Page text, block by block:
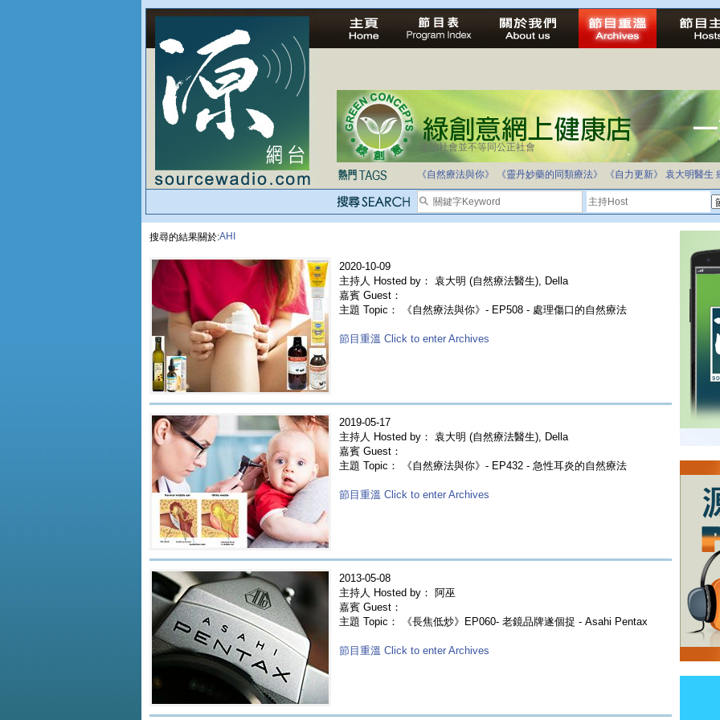
法治社會並不等同公正社會
《自然療法與你》 《靈丹妙藥的同類療法》 《自力更新》 袁大明醫生
搜尋的結果關於:AHI
2020-10-09
主持人 Hosted by： 袁大明 (自然療法醫生), Della
嘉賓 Guest：
主題 Topic： 《自然療法與你》- EP508 - 處理傷口的自然療法
節目重溫 Click to enter Archives
2019-05-17
主持人 Hosted by： 袁大明 (自然療法醫生), Della
嘉賓 Guest：
主題 Topic： 《自然療法與你》- EP432 - 急性耳炎的自然療法
節目重溫 Click to enter Archives
2013-05-08
主持人 Hosted by： 阿巫
嘉賓 Guest：
主題 Topic： 《長焦低炒》EP060- 老鏡品牌遂個捉 - Asahi Pentax
節目重溫 Click to enter Archives